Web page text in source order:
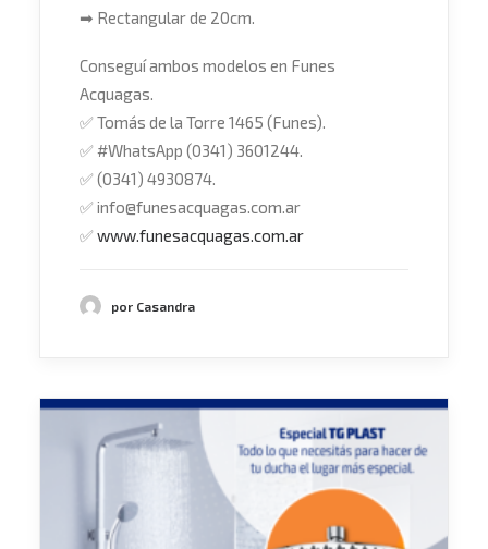
➡ Rectangular de 20cm.
Conseguí ambos modelos en Funes
Acquagas.
✅Tomás de la Torre 1465 (Funes).
✅#WhatsApp (0341) 3601244.
✅(0341) 4930874.
✅info@funesacquagas.com.ar
✅www.funesacquagas.com.ar
por Casandra